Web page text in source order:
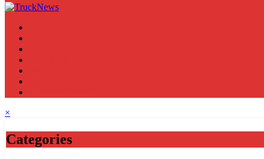
×
Categories